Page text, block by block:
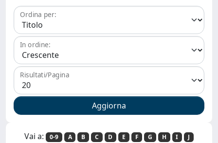
Ordina per:
In ordine:
Risultati/Pagina
Vai a: 0-9 A B C D E F G H I
J